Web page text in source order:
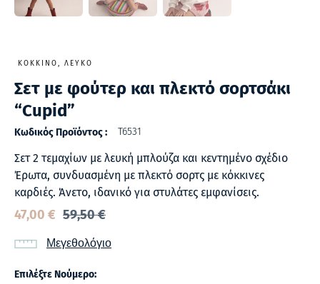
ΚΌΚΚΙΝΟ, ΛΕΥΚΌ
Σετ με φούτερ και πλεκτό σορτσάκι
“Cupid”
Κωδικός Προϊόντος : T6531
Σετ 2 τεμαχίων με λευκή μπλούζα και κεντημένο σχέδιο
Έρωτα, συνδυασμένη με πλεκτό σορτς με κόκκινες
καρδιές. Άνετο, ιδανικό για στυλάτες εμφανίσεις.
59,50€
47,00 €
Μεγεθολόγιο
Επιλέξτε Νούμερο: